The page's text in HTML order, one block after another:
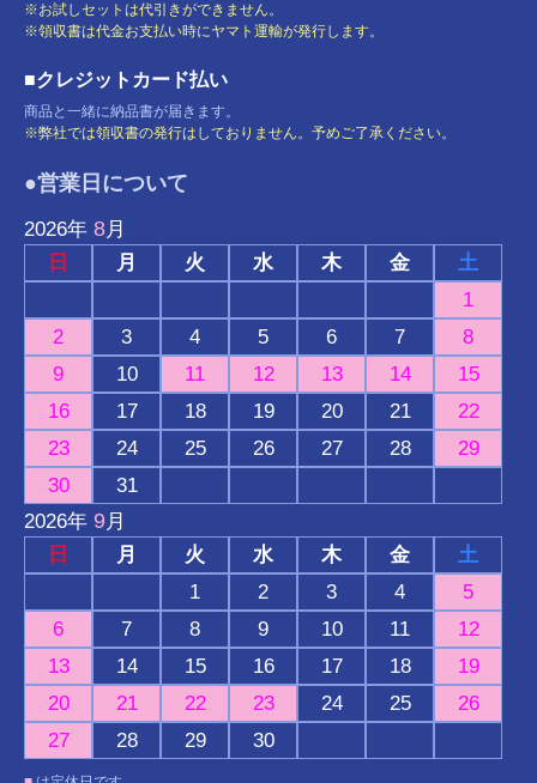
※お試しセットは代引きができません。
※領収書は代金お支払い時にヤマト運輸が発行します。
■クレジットカード払い
商品と一緒に納品書が届きます。
※弊社では領収書の発行はしておりません。予めご了承ください。
●営業日について
2026年 8月
日
月 火 水 木 金
土
1
2
3 4 5 6 7
8
9
10 11 12 13 14
15
16
17 18 19 20 21
22
23
24 25 26 27 28
29
30
31
2026年 9月
日
月 火 水 木 金
土
1
2 3 4
5
6
7 8 9 10 11
12
13
14 15 16 17 18
19
20
21 22 23 24 25
26
27
28 29 30